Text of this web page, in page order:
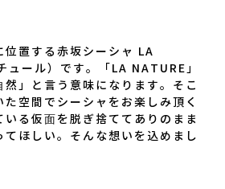
位置する赤坂シーシャ LA
ュール）です。「LA NATURE」
」と言う意味になります。そこ
空間でシーシャをお楽しみ頂く
いる仮⾯を脱ぎ捨ててありのまま
てほしい。そんな想いを込めまし